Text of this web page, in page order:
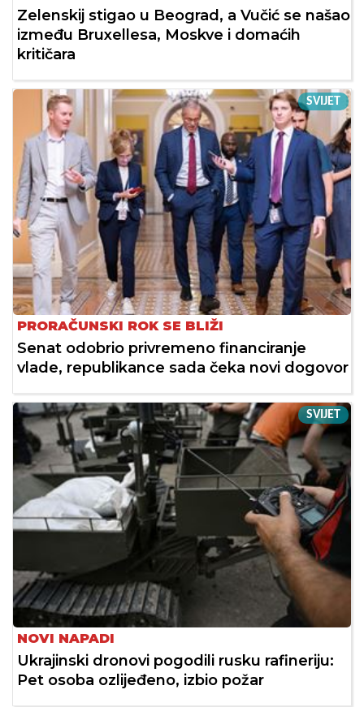
Zelenskij stigao u Beograd, a Vučić se našao
između Bruxellesa, Moskve i domaćih
kritičara
SVIJET
PRORAČUNSKI ROK SE BLIŽI
Senat odobrio privremeno financiranje
vlade, republikance sada čeka novi dogovor
SVIJET
NOVI NAPADI
Ukrajinski dronovi pogodili rusku rafineriju:
Pet osoba ozlijeđeno, izbio požar